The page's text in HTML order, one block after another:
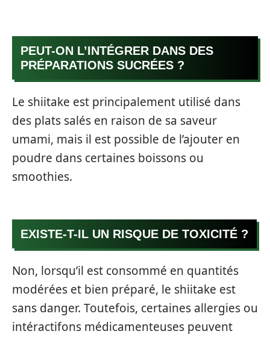
PEUT-ON L’INTÉGRER DANS DES
PRÉPARATIONS SUCRÉES ?
Le shiitake est principalement utilisé dans
des plats salés en raison de sa saveur
umami, mais il est possible de l’ajouter en
poudre dans certaines boissons ou
smoothies.
EXISTE-T-IL UN RISQUE DE TOXICITÉ ?
Non, lorsqu’il est consommé en quantités
modérées et bien préparé, le shiitake est
sans danger. Toutefois, certaines allergies ou
intéractifons médicamenteuses peuvent